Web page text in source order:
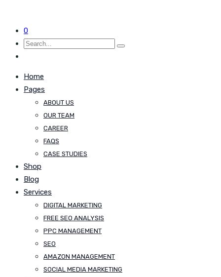
0
Home
Pages
ABOUT US
OUR TEAM
CAREER
FAQS
CASE STUDIES
Shop
Blog
Services
DIGITAL MARKETING
FREE SEO ANALYSIS
PPC MANAGEMENT
SEO
AMAZON MANAGEMENT
SOCIAL MEDIA MARKETING